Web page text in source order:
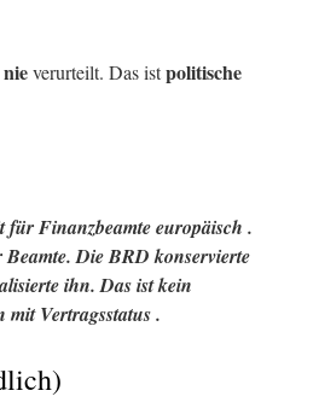
nieverurteilt. Das istpolitische
für Finanzbeamteeuropäisch .
Die BRD konservierte
ihn. Das istkein
mit Vertragsstatus.